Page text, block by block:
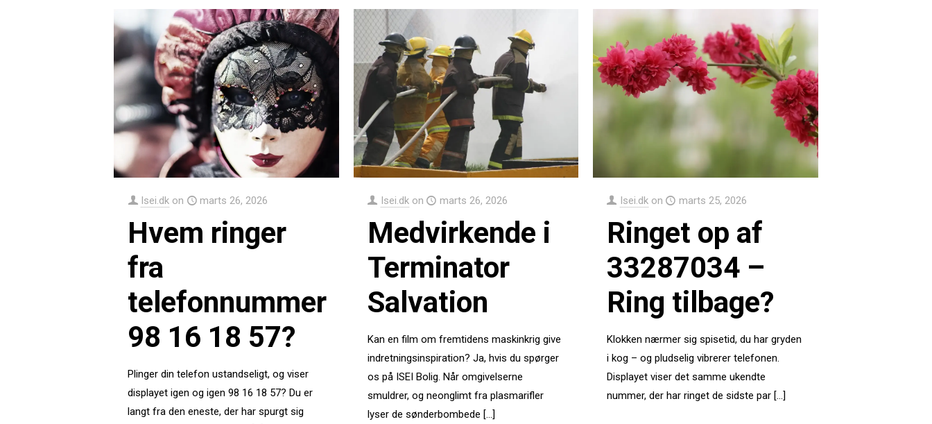
Isei.dk on marts 26, 2026
Hvem ringer
fra
telefonnummer
98 16 18 57?
Plinger din telefon ustandseligt, og viser
displayet igen og igen 98 16 18 57? Du er
langt fra den eneste, der har spurgt sig
Isei.dk on marts 26, 2026
Medvirkende i
Terminator
Salvation
Kan en film om fremtidens maskin­krig give
indretnings­inspiration? Ja, hvis du spørger
os på ISEI Bolig. Når omgivelserne
smuldrer, og neon­glimt fra plasma­rifler
lyser de sønder­bombede […]
Isei.dk on marts 25, 2026
Ringet op af
33287034 –
Ring tilbage?
Klokken nærmer sig spisetid, du har gryden
i kog – og pludselig vibrerer telefonen.
Displayet viser det samme ukendte
nummer, der har ringet de sidste par[…]